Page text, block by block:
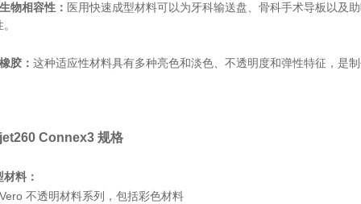
物相容性： 医用快速成型材料可以为牙科输送盘、骨科手术导板以及
胶： 这种适应性材料具有多种亮色和淡色、不透明度和弹性特征，是
Connex3 规格
材料：
不透明材料系列，包括彩色材料